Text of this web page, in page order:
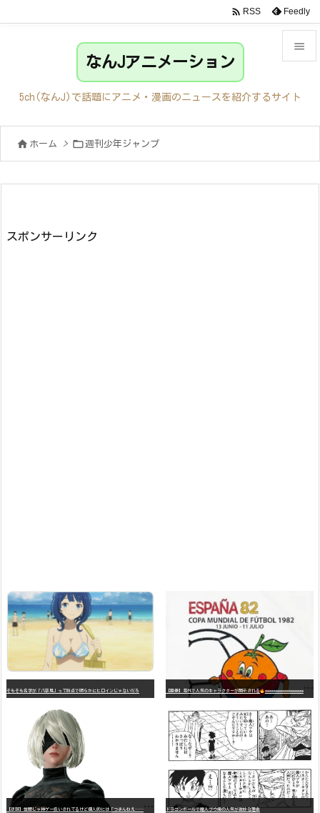

サイド
前へ

 RSS Feedly
なんJアニメーション
5ch(なんJ)で話題にアニメ・漫画のニュースを紹介するサイト
 ホーム > 週刊少年ジャンプ
スポンサーリンク
そもそも名字が「八奈見」って時点で明らかにヒロインじゃないだろ 【画像】海外で人気のキャラクターが開示される wwwwwwwwwwwwwwwwwwwwwwwwwwwwwwwwwwwwwwwwwwwwwwwww
【
悲報】世間じゃ神ゲー扱いされてるけど個人的には「つまんねえ……」と思ったゲーム挙げてけ ドラゴンボールで魔人ブウ編の人気が微妙な理由